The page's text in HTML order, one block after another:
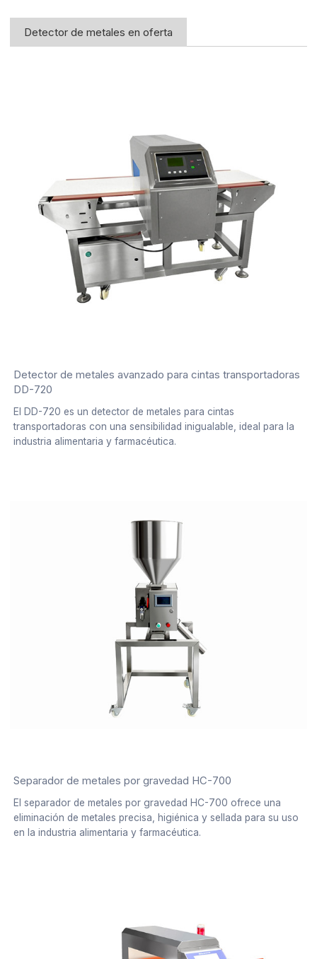
Detector de metales en oferta
Detector de metales avanzado para cintas transportadoras
DD-720
El DD-720 es un detector de metales para cintas
transportadoras con una sensibilidad inigualable, ideal para la
industria alimentaria y farmacéutica.
Separador de metales por gravedad HC-700
El separador de metales por gravedad HC-700 ofrece una
eliminación de metales precisa, higiénica y sellada para su uso
en la industria alimentaria y farmacéutica.